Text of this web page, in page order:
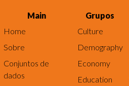
Main
Home
Sobre
Conjuntos de
dados
Grupos
Culture
Demography
Economy
Education